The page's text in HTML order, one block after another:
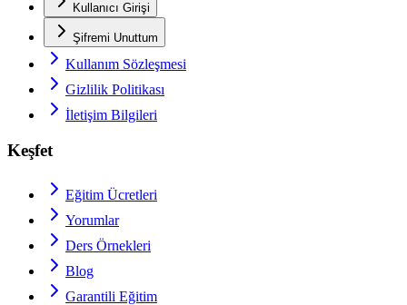
Kullanıcı Girişi
Şifremi Unuttum
Kullanım Sözleşmesi
Gizlilik Politikası
İletişim Bilgileri
Keşfet
Eğitim Ücretleri
Yorumlar
Ders Örnekleri
Blog
Garantili Eğitim